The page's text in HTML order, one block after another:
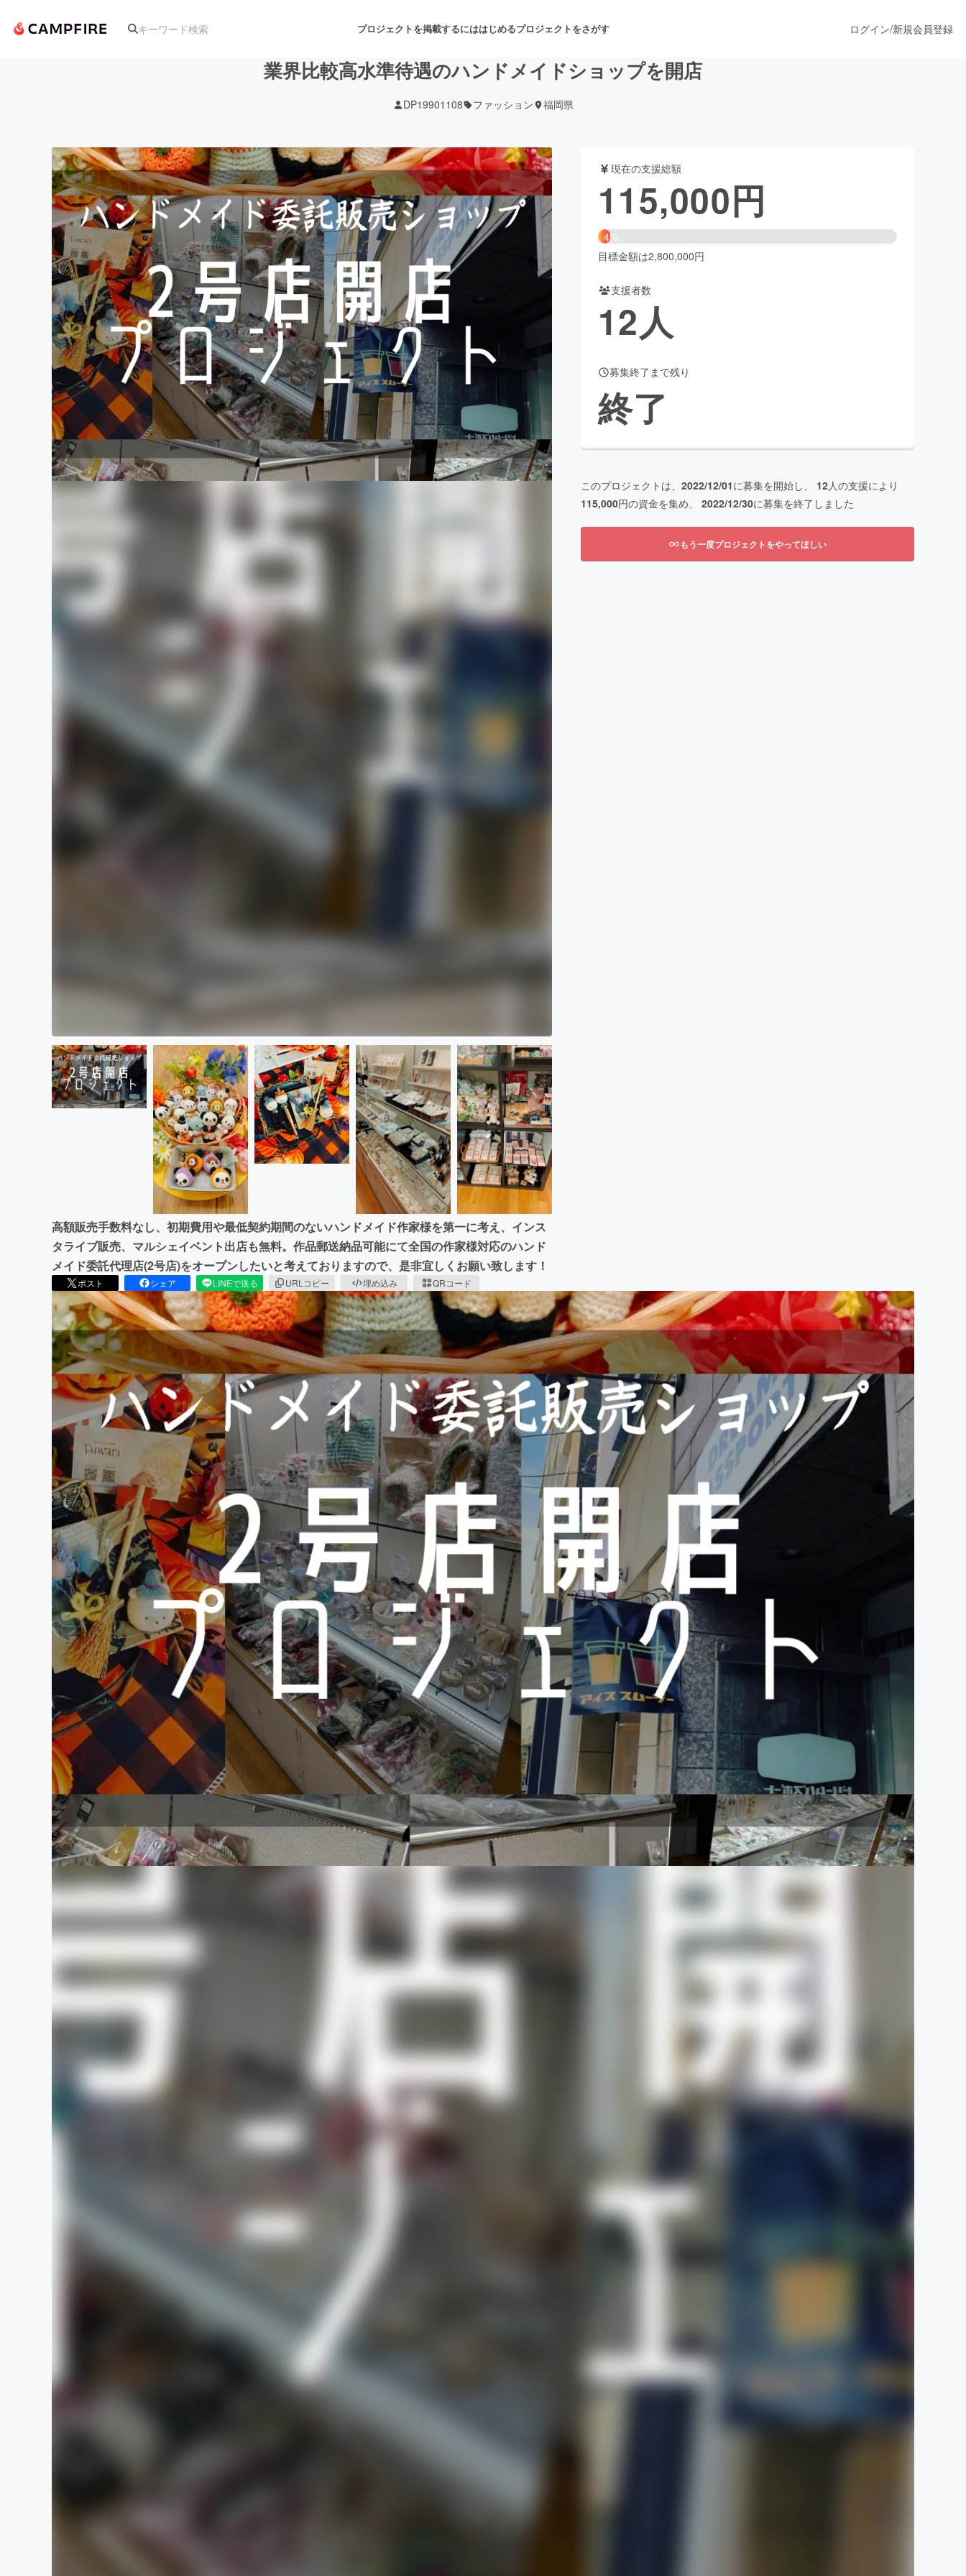
プロジェクトを掲載するにははじめるプロジェクトをさがす
アート・写真 音楽 舞台・パフォーマンス
テクノロジー・ガジェット ゲーム・サービス開発 フード・飲食店 ファッション
映像・映画 書籍・雑誌出版 アニメ・漫画
ビジネス・起業 チャレンジ ビューティー・ヘルスケア
まちづくり・地域活性化
CAMPFIRE for Social Good
CAMPFIREふるさと納税
machi-ya
ログイン/新規会員登録
業界比較高水準待遇のハンドメイドショップを開店
DP19901108 ファッション 福岡県
高額販売手数料なし、初期費用や最低契約期間のないハンドメイド作家様を第一に考え、インス
タライブ販売、マルシェイベント出店も無料。作品郵送納品可能にて全国の作家様対応のハンド
メイド委託代理店(2号店)をオープンしたいと考えておりますので、是非宜しくお願い致します！
ポスト シェア LINEで送る URLコピー 埋め込み QRコード
現在の支援総額
115,000円
4%
目標金額は2,800,000円
支援者数
12人
募集終了まで残り
終了
このプロジェクトは、 2022/12/01に募集を開始し、 12人の支援により
115,000円の資金を集め、 2022/12/30に募集を終了しました
もう一度プロジェクトをやってほしい